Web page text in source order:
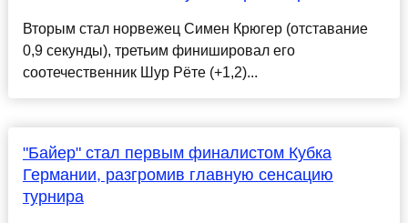
Вторым стал норвежец Симен Крюгер (отставание
0,9 секунды), третьим финишировал его
соотечественник Шур Рёте (+1,2)...
"Байер" стал первым финалистом Кубка
Германии, разгромив главную сенсацию
турнира